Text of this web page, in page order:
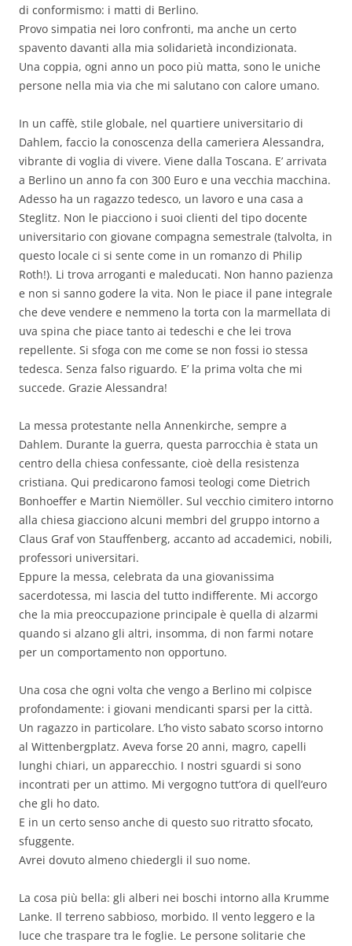
di conformismo: i matti di Berlino.
Provo simpatia nei loro confronti, ma anche un certo
spavento davanti alla mia solidarietà incondizionata.
Una coppia, ogni anno un poco più matta, sono le uniche
persone nella mia via che mi salutano con calore umano.
In un caffè, stile globale, nel quartiere universitario di
Dahlem, faccio la conoscenza della cameriera Alessandra,
vibrante di voglia di vivere. Viene dalla Toscana. E’ arrivata
a Berlino un anno fa con 300 Euro e una vecchia macchina.
Adesso ha un ragazzo tedesco, un lavoro e una casa a
Steglitz. Non le piacciono i suoi clienti del tipo docente
universitario con giovane compagna semestrale (talvolta, in
questo locale ci si sente come in un romanzo di Philip
Roth!). Li trova arroganti e maleducati. Non hanno pazienza
e non si sanno godere la vita. Non le piace il pane integrale
che deve vendere e nemmeno la torta con la marmellata di
uva spina che piace tanto ai tedeschi e che lei trova
repellente. Si sfoga con me come se non fossi io stessa
tedesca. Senza falso riguardo. E’ la prima volta che mi
succede. Grazie Alessandra!
La messa protestante nella Annenkirche, sempre a
Dahlem. Durante la guerra, questa parrocchia è stata un
centro della chiesa confessante, cioè della resistenza
cristiana. Qui predicarono famosi teologi come Dietrich
Bonhoeffer e Martin Niemöller. Sul vecchio cimitero intorno
alla chiesa giacciono alcuni membri del gruppo intorno a
Claus Graf von Stauffenberg, accanto ad accademici, nobili,
professori universitari.
Eppure la messa, celebrata da una giovanissima
sacerdotessa, mi lascia del tutto indifferente. Mi accorgo
che la mia preoccupazione principale è quella di alzarmi
quando si alzano gli altri, insomma, di non farmi notare
per un comportamento non opportuno.
Una cosa che ogni volta che vengo a Berlino mi colpisce
profondamente: i giovani mendicanti sparsi per la città.
Un ragazzo in particolare. L’ho visto sabato scorso intorno
al Wittenbergplatz. Aveva forse 20 anni, magro, capelli
lunghi chiari, un apparecchio. I nostri sguardi si sono
incontrati per un attimo. Mi vergogno tutt’ora di quell’euro
che gli ho dato.
E in un certo senso anche di questo suo ritratto sfocato,
sfuggente.
Avrei dovuto almeno chiedergli il suo nome.
La cosa più bella: gli alberi nei boschi intorno alla Krumme
Lanke. Il terreno sabbioso, morbido. Il vento leggero e la
luce che traspare tra le foglie. Le persone solitarie che